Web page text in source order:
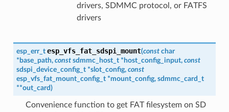
drivers, SDMMC protocol, or FATFS
drivers
esp_err_t esp_vfs_fat_sdspi_mount(const char
* base_path, const sdmmc_host_t * host_config_input, const
sdspi_device_config_t *slot_config, const
esp_vfs_fat_mount_config_t *mount_config, sdmmc_card_t
**out_card)
Convenience function to get FAT filesystem on SD